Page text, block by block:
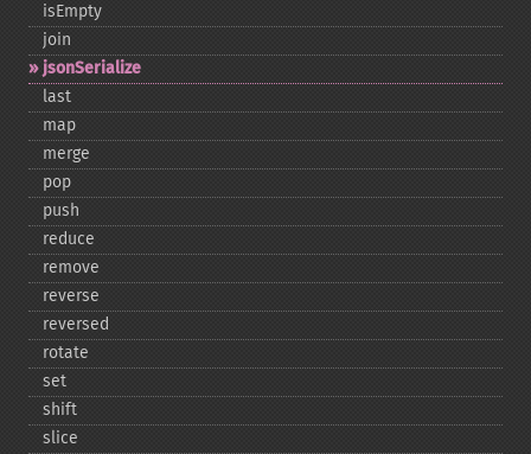
isEmpty
join
jsonSerialize
last
map
merge
pop
push
reduce
remove
reverse
reversed
rotate
set
shift
slice